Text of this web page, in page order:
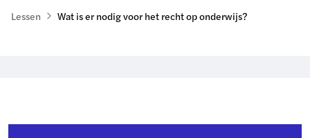
waarborgen. En de tweede taak? Lees verder!
Lessen Wat is er nodig voor het recht op onderwijs?